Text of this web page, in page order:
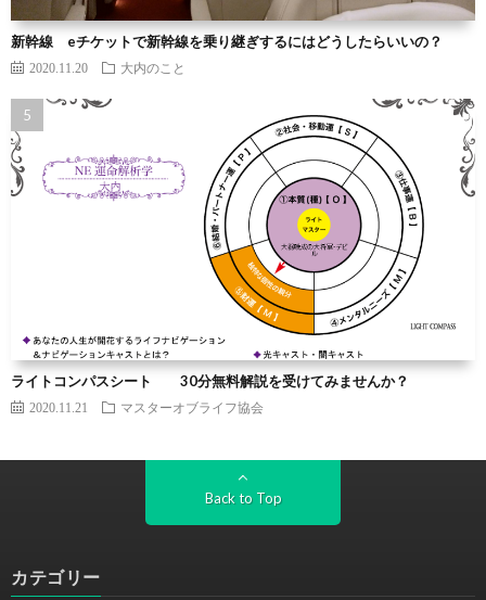
新幹線 eチケットで新幹線を乗り継ぎするにはどうしたらいいの？
2020.11.20 大内のこと
ライトコンパスシート 30分無料解説を受けてみませんか？
2020.11.21 マスターオブライフ協会
Back to Top
カテゴリー